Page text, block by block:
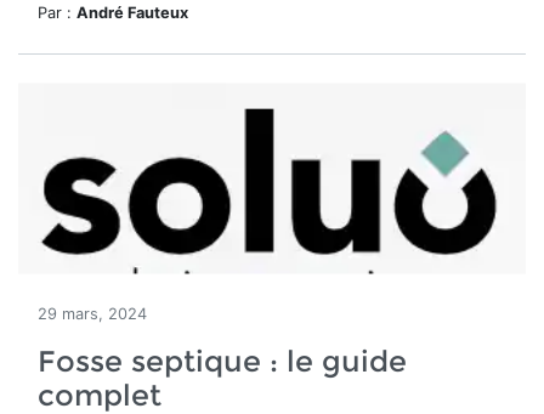
Par : André Fauteux
29 mars, 2024
Fosse septique : le guide
complet